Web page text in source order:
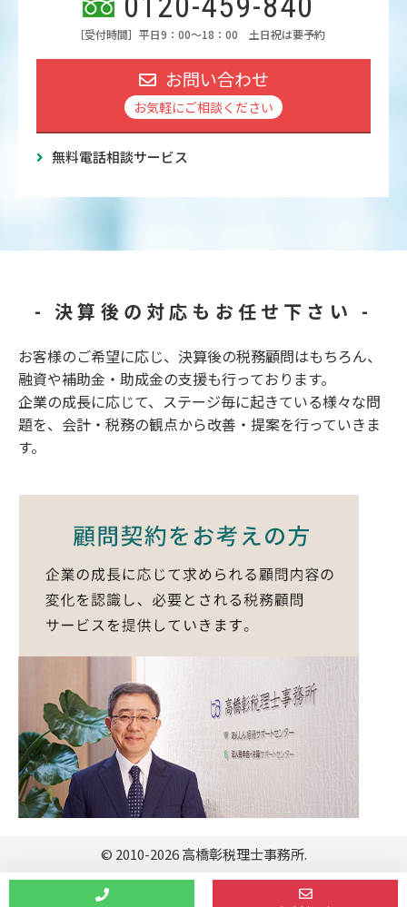
［受付時間］平日9：00～18：00 土日祝は要予約
お問い合わせ
お気軽にご相談ください
無料電話相談サービス
- 決算後の対応もお任せ下さい -
お客様のご希望に応じ、決算後の税務顧問はもちろん、
融資や補助金・助成金の支援も行っております。
企業の成長に応じて、ステージ毎に起きている様々な問
題を、会計・税務の観点から改善・提案を行っていきま
す。
© 2010-2026 高橋彰税理士事務所.